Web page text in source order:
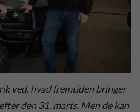
ved, hvad fremtiden bringer
den 31. marts. Men de kan